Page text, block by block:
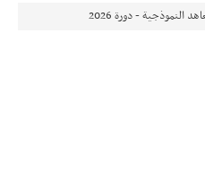
النموذجية - دورة 2026